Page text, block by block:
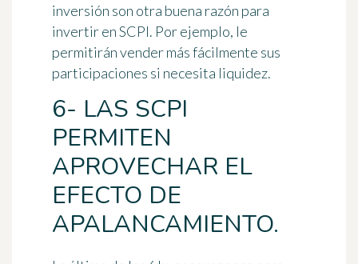
inversión son otra buena razón para
invertir en SCPI. Por ejemplo, le
permitirán vender más fácilmente sus
participaciones si necesita liquidez.
6- LAS SCPI
PERMITEN
APROVECHAR EL
EFECTO DE
APALANCAMIENTO.